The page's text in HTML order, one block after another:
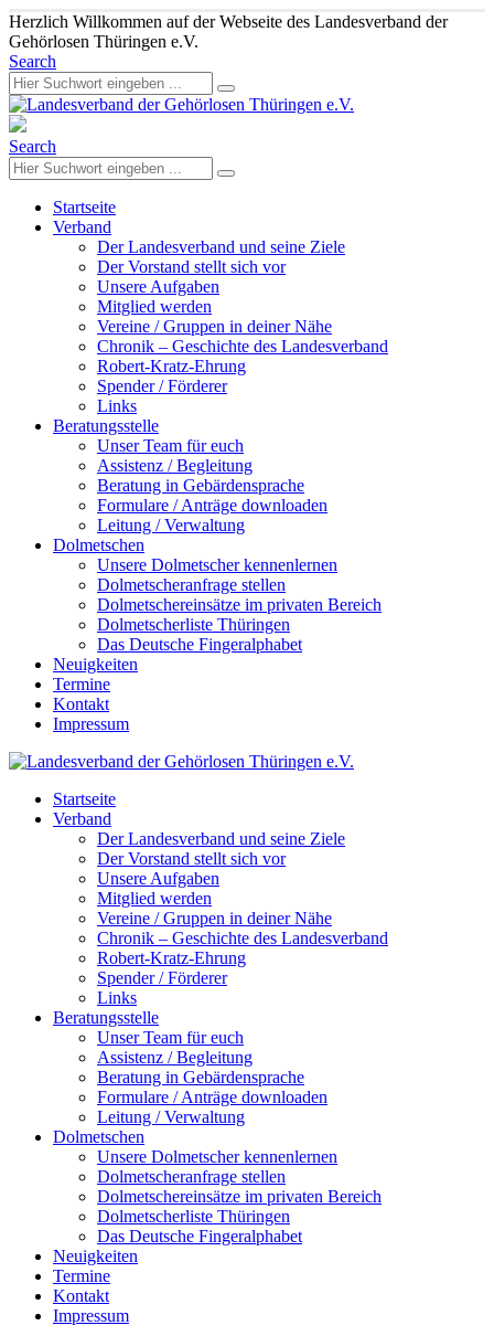
Herzlich Willkommen auf der Webseite des Landesverband der
Gehörlosen Thüringen e.V.
Search
Search
Startseite
Verband
Der Landesverband und seine Ziele
Der Vorstand stellt sich vor
Unsere Aufgaben
Mitglied werden
Vereine / Gruppen in deiner Nähe
Chronik – Geschichte des Landesverband
Robert-Kratz-Ehrung
Spender / Förderer
Links
Beratungsstelle
Unser Team für euch
Assistenz / Begleitung
Beratung in Gebärdensprache
Formulare / Anträge downloaden
Leitung / Verwaltung
Dolmetschen
Unsere Dolmetscher kennenlernen
Dolmetscheranfrage stellen
Dolmetschereinsätze im privaten Bereich
Dolmetscherliste Thüringen
Das Deutsche Fingeralphabet
Neuigkeiten
Termine
Kontakt
Impressum
Startseite
Verband
Der Landesverband und seine Ziele
Der Vorstand stellt sich vor
Unsere Aufgaben
Mitglied werden
Vereine / Gruppen in deiner Nähe
Chronik – Geschichte des Landesverband
Robert-Kratz-Ehrung
Spender / Förderer
Links
Beratungsstelle
Unser Team für euch
Assistenz / Begleitung
Beratung in Gebärdensprache
Formulare / Anträge downloaden
Leitung / Verwaltung
Dolmetschen
Unsere Dolmetscher kennenlernen
Dolmetscheranfrage stellen
Dolmetschereinsätze im privaten Bereich
Dolmetscherliste Thüringen
Das Deutsche Fingeralphabet
Neuigkeiten
Termine
Kontakt
Impressum